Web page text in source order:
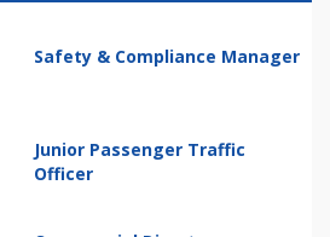
Safety & Compliance Manager
Junior Passenger Traffic
Officer